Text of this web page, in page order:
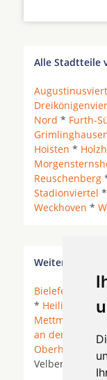
Alle Stadtteile
Nord * Furth-
Hoisten *
Reuschenberg
Stadionviertel *
Weckhoven *
Weitere Orte in
Bielefeld
* Heiligenhaus
Mettmann
an der Ruhr
*
Oberhausen
Velbert *